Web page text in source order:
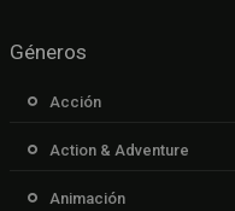
Géneros
Acción
Action & Adventure
Animación